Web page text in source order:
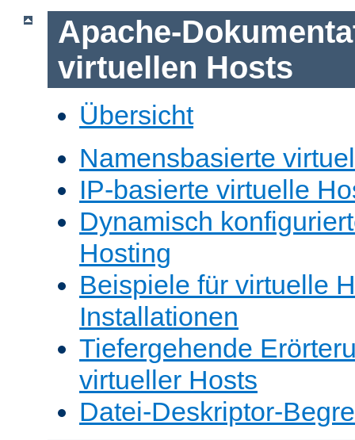
Apache-
virtuellen Hosts
Übersicht
Namensbasierte
IP-basierte virtuelle
Dynamisch
Hosting
Beispiele für virtuelle
Installationen
Tiefergehende
virtueller Hosts
Datei-Deskriptor-